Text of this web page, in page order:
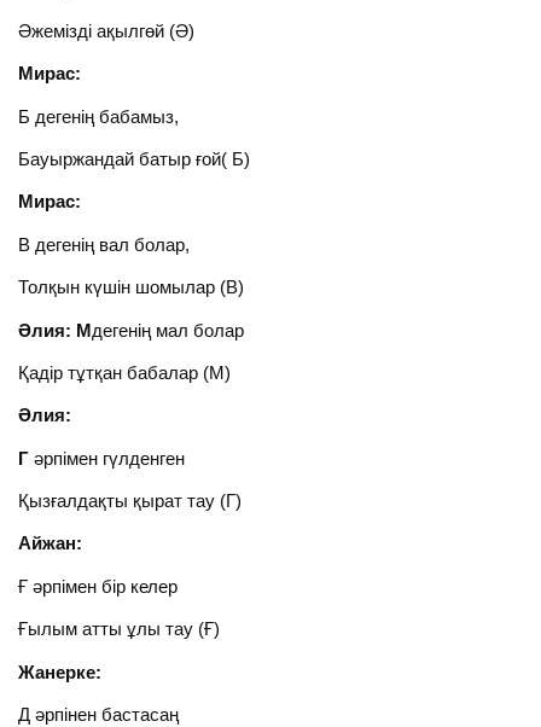
Әжемізді ақылгөй (Ә)
Мирас:
Б дегенің бабамыз,
Бауыржандай батыр ғой( Б)
Мирас:
В дегенің вал болар,
Толқын күшін шомылар (В)
Әлия: Мдегенің мал болар
Қадір тұтқан бабалар (М)
Әлия:
Г әрпімен гүлденген
Қызғалдақты қырат тау (Г)
Айжан:
Ғ әрпімен бір келер
Ғылым атты ұлы тау (Ғ)
Жанерке:
Д әрпінен бастасаң